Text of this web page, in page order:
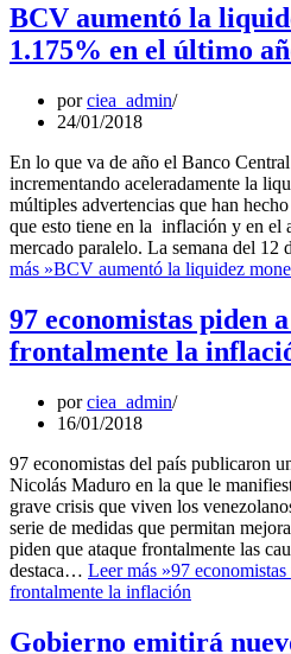
BCV aumentó la
1.175% en el último
porciea_admin
24/01/2018
En lo que va de año el Banco
incrementando aceleradamente la
múltiples advertencias que han
que esto tiene en la inflación y en el
mercado paralelo. La semana del
más »BCV aumentó la liquidez
97 economistas piden
frontalmente la
porciea_admin
16/01/2018
97 economistas del país publicaron
Nicolás Maduro en la que le
grave crisis que viven los
serie de medidas que permitan
piden que ataque frontalmente las
destaca… Leer más »97
frontalmente la inflación
Gobierno emitirá